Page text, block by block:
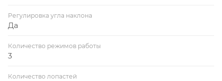
Регулировка угла наклона
Да
Количество режимов работы
3
Количество лопастей